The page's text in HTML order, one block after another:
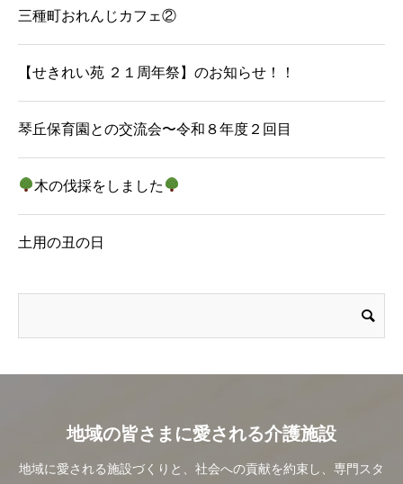
三種町おれんじカフェ②
【せきれい苑 ２１周年祭】のお知らせ！！
琴丘保育園との交流会〜令和８年度２回目
木の伐採をしました
土用の丑の日
地域の皆さまに愛される介護施設
地域に愛される施設づくりと、社会への貢献を約束し、専門スタ